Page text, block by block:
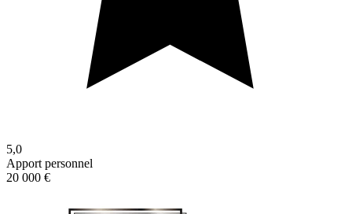
5,0
Apport personnel
20 000 €